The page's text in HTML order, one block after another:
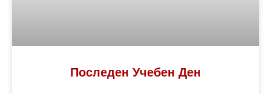
Последен Учебен Ден